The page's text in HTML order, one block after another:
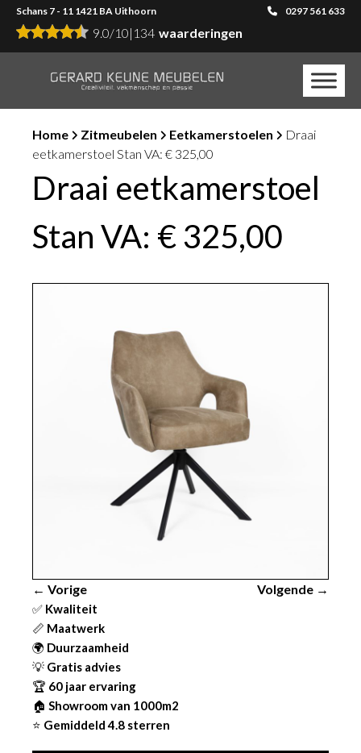
Schans 7 - 11 1421 BA Uithoorn 0297 561 633
9.0/10| 134 waarderingen
Home Zitmeubelen Eetkamerstoelen
Draai
eetkamerstoel Stan VA: € 325,00
Draai eetkamerstoel
Stan VA: € 325,00
← Vorige Volgende →
✅ Kwaliteit
📏 Maatwerk
🌍 Duurzaamheid
💡 Gratis advies
🏆 60 jaar ervaring
🏠 Showroom van 1000m2
⭐ Gemiddeld 4.8 sterren